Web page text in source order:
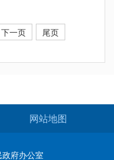
下一页 尾页
网站地图
府办公室